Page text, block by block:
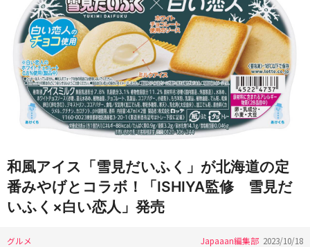
和風アイス「雪見だいふく」が北海道の定
番みやげとコラボ！「ISHIYA監修 雪見だ
いふく×白い恋人」発売
グルメ Japaaan編集部 2023/10/18